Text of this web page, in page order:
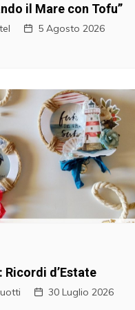
il Mare con Tofu”
5 Agosto 2026
Ricordi d’Estate
30 Luglio 2026